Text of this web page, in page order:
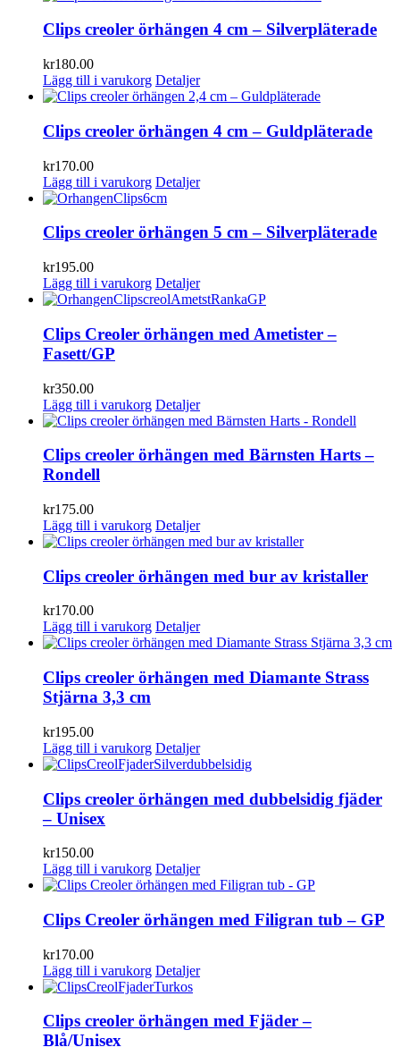
Clips creoler örhängen 4 cm – Silverpläterade
kr180.00
Lägg till i varukorg Detaljer
Clips creoler örhängen 4 cm – Guldpläterade
kr170.00
Lägg till i varukorg Detaljer
Clips creoler örhängen 5 cm – Silverpläterade
kr195.00
Lägg till i varukorg Detaljer
Clips Creoler örhängen med Ametister –
Fasett/GP
kr350.00
Lägg till i varukorg Detaljer
Clips creoler örhängen med Bärnsten Harts –
Rondell
kr175.00
Lägg till i varukorg Detaljer
Clips creoler örhängen med bur av kristaller
kr170.00
Lägg till i varukorg Detaljer
Clips creoler örhängen med Diamante Strass
Stjärna 3,3 cm
kr195.00
Lägg till i varukorg Detaljer
Clips creoler örhängen med dubbelsidig fjäder
– Unisex
kr150.00
Lägg till i varukorg Detaljer
Clips Creoler örhängen med Filigran tub – GP
kr170.00
Lägg till i varukorg Detaljer
Clips creoler örhängen med Fjäder –
Blå/Unisex